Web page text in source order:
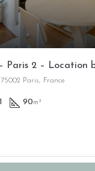
Paris, France
1 90m²